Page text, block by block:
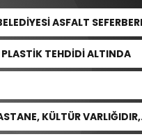
ASFALT
TEHDİDİ ALTINDA
KÜLTÜR VARLIĞIDIR,